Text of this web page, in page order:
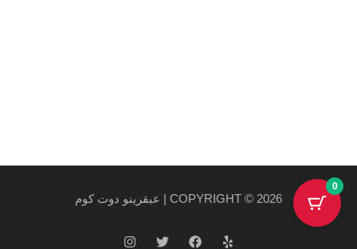
COPYRIGHT © 2026 | عبقرينو دوت كوم
0